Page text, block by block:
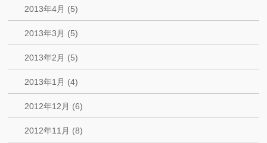
2013年4月 (5)
2013年3月 (5)
2013年2月 (5)
2013年1月 (4)
2012年12月 (6)
2012年11月 (8)